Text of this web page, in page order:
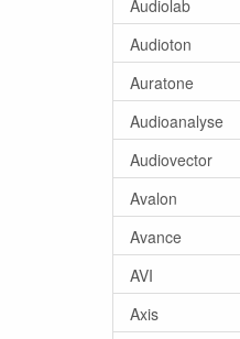
Audiolab
Audioton
Auratone
Audioanalyse
Audiovector
Avalon
Avance
AVI
Axis